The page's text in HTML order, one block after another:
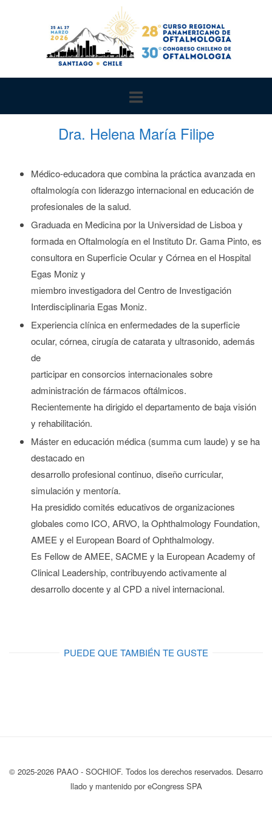
Dra. Helena María Filipe
Médico-educadora que combina la práctica avanzada en
oftalmología con liderazgo internacional en educación de
profesionales de la salud.
Graduada en Medicina por la Universidad de Lisboay
formada en Oftalmología en el Instituto Dr. Gama Pinto, es
consultora en Superficie Ocular y Córnea en el Hospital
Egas Moniz y
miembro investigadora del Centro de Investigación
Interdisciplinaria Egas Moniz.
Experiencia clínica en enfermedades de la superficie
ocular, córnea, cirugía de catarata y ultrasonido, además
de
participar en consorcios internacionales sobre
administración de fármacos oftálmicos.
Recientemente ha dirigido el departamento de baja visión
y rehabilitación.
Máster en educación médica (summa cum laude) y se ha
destacado en
desarrollo profesional continuo, diseño curricular,
simulación y mentoría.
Ha presidido comités educativos de organizaciones
globales como ICO, ARVO, la Ophthalmology Foundation,
AMEE y el European Board of Ophthalmology.
Es Fellow de AMEE, SACME y la European Academy of
Clinical Leadership, contribuyendo activamente al
desarrollo docente y al CPD a nivel internacional.
PUEDE QUE TAMBIÉN TE GUSTE
© 2025-2026 PAAO - SOCHIOF. Todos los derechos reservados. Desarro
llado y mantenido por eCongress SPA